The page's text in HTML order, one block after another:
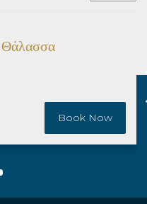
Book Now